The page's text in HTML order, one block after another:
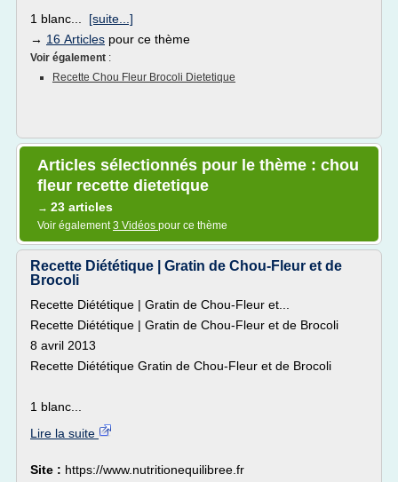
1 blanc... [suite...]
→ 16 Articles pour ce thème
Voir également :
Recette Chou Fleur Brocoli Dietetique
Articles sélectionnés pour le thème : chou
fleur recette dietetique
→ 23 articles
Voir également3 Vidéos pour ce thème
Recette Diététique | Gratin de Chou-Fleur et de
Brocoli
Recette Diététique | Gratin de Chou-Fleur et...
Recette Diététique | Gratin de Chou-Fleur et de Brocoli
8 avril 2013
Recette Diététique Gratin de Chou-Fleur et de Brocoli
1 blanc...
Lire la suite
Site : https://www.nutritionequilibree.fr